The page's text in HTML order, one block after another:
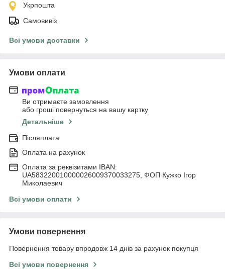
Укрпошта
Самовивіз
Всі умови доставки
Умови оплати
Ви отримаєте замовлення
або гроші повернуться на вашу картку
Детальніше
Післяплата
Оплата на рахунок
Оплата за реквізитами IBAN:
UA583220010000026009370033275, ФОП Кужко Ігор
Миколаевич
Всі умови оплати
Умови повернення
Повернення товару впродовж 14 днів за рахунок покупця
Всі умови повернення